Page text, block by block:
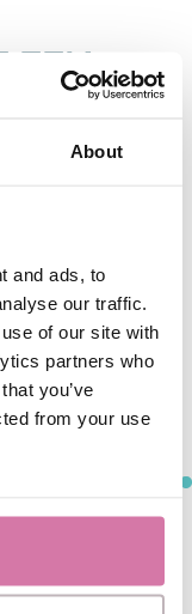
About
and ads, to
our traffic.
of our site with
partners who
you’ve
from your use
EEN
WIELEN
wielen. Denk
bus,
selfiecaravan.
met onze
je een caravan
binnen en de
weinig geld
feest.
: